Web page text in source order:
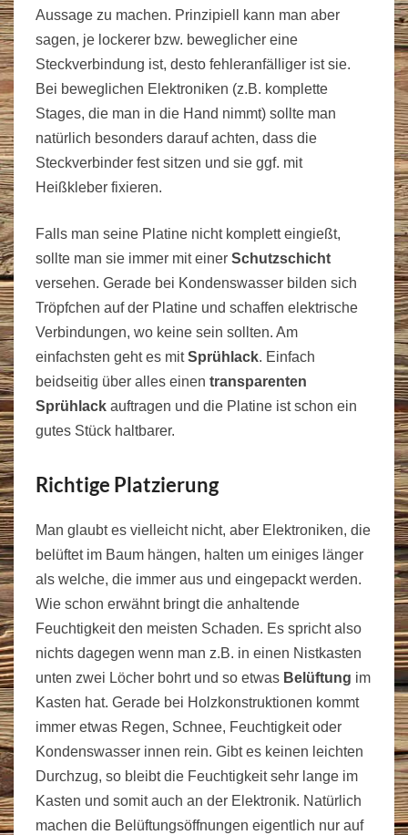
Aussage zu machen. Prinzipiell kann man aber
sagen, je lockerer bzw. beweglicher eine
Steckverbindung ist, desto fehleranfälliger ist sie.
Bei beweglichen Elektroniken (z.B. komplette
Stages, die man in die Hand nimmt) sollte man
natürlich besonders darauf achten, dass die
Steckverbinder fest sitzen und sie ggf. mit
Heißkleber fixieren.
Falls man seine Platine nicht komplett eingießt,
sollte man sie immer mit einer Schutzschicht
versehen. Gerade bei Kondenswasser bilden sich
Tröpfchen auf der Platine und schaffen elektrische
Verbindungen, wo keine sein sollten. Am
einfachsten geht es mitSprühlack. Einfach
beidseitig über alles einen transparenten
Sprühlack auftragen und die Platine ist schon ein
gutes Stück haltbarer.
Richtige Platzierung
Man glaubt es vielleicht nicht, aber Elektroniken, die
belüftet im Baum hängen, halten um einiges länger
als welche, die immer aus und eingepackt werden.
Wie schon erwähnt bringt die anhaltende
Feuchtigkeit den meisten Schaden. Es spricht also
nichts dagegen wenn man z.B. in einen Nistkasten
unten zwei Löcher bohrt und so etwas Belüftung im
Kasten hat. Gerade bei Holzkonstruktionen kommt
immer etwas Regen, Schnee, Feuchtigkeit oder
Kondenswasser innen rein. Gibt es keinen leichten
Durchzug, so bleibt die Feuchtigkeit sehr lange im
Kasten und somit auch an der Elektronik. Natürlich
machen die Belüftungsöffnungen eigentlich nur auf